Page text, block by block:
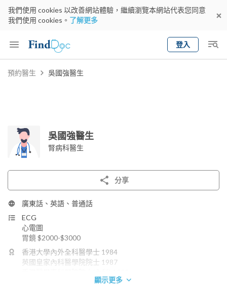
我們使用 cookies 以改善網站體驗，繼續瀏覽本網站代表您同意
我們使用 cookies。 了解更多
登入
Keyword
預約醫生 吳國強醫生
吳國強醫生
腎病科醫生
分享
廣東話、英語、普通話
ECG
心電圖
胃鏡 $2000-$3000
香港大學內外全科醫學士 1984
英國皇家內科醫學院院士 1987
香港內科醫學院院士 1993顯示更多